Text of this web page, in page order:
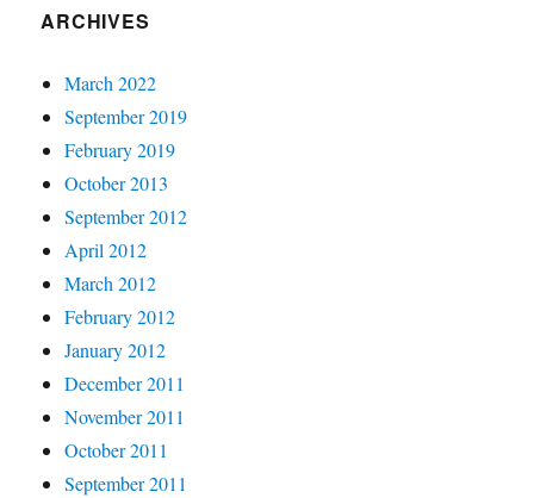
ARCHIVES
March 2022
September 2019
February 2019
October 2013
September 2012
April 2012
March 2012
February 2012
January 2012
December 2011
November 2011
October 2011
September 2011